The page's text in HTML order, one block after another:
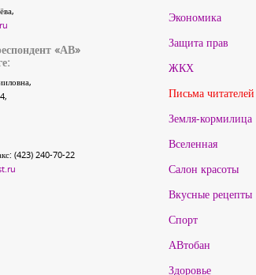
«АВ»
(423) 240-70-22
Экономика
Защита прав
ЖКХ
Письма читателей
Земля-кормилица
Вселенная
Салон красоты
Вкусные рецепты
Спорт
АВтобан
Здоровье